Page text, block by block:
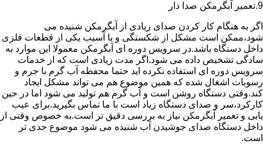
9.تعمیر آبگرمکن صدا دار
اگر به هنگام کار کردن صدای زیادی از آبگرمکن شنیده می
شود،ممکن است مشکل از شکستگی و یا آسیب یکی از قطعات فلزی
داخل دستگاه باشد.در سرویس دوره ای آبگرمکن معمولا این موارد به
سادگی تشخیص داده می شود.اگر مدت زیادی است که از خدمات
سرویس دوره ای استفاده نکرده اید حتما محفظه آب گرم با جرم و
رسوبات اشغال شده که همین موضوع هم می تواند مشکل ایجاد
کند.وقتی دستگاه روشن است و آب گرم هم تولید می شود اما در حین
کارکرد،سر و صدای دستگاه زیاد است با ما تماس بگیرید.برای عیب
یابی و تعمیر آبگرمکن نیاز به بررسی دقیق تر است.به خصوص وقتی از
داخل دستگاه صدای جوشیدن آب شنیده می شود موضوع جدی تر
است.